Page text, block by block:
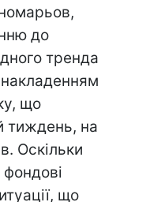
до
тренда
що
тиждень, на
Оскільки
фондові
що